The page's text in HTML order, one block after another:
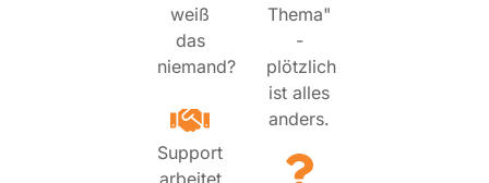
weiß
das
niemand?
Support
arbeitet
Thema"
-
plötzlich
ist alles
anders.